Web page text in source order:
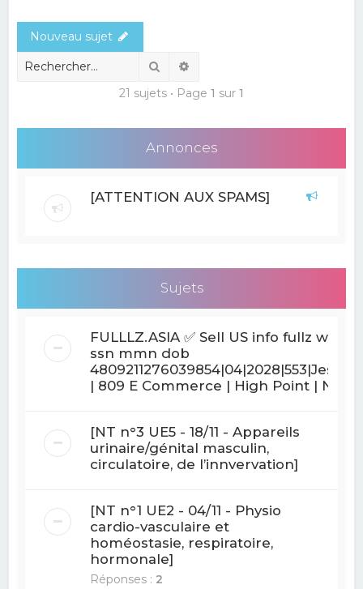
r
Nouveau sujet
Rechercher
21 sujets • Page 1 sur 1
Annonces
[ATTENTION AUX SPAMS]
Sujets
FULLLZ.ASIA ✅ Sell US info fullz with
ssn mmn dob
4809211276039854|04|2028|553|Jessica
| 809 E Commerce | High Point | N
[NT n°3 UE5 - 18/11 - Appareils
urinaire/génital masculin,
circulatoire, de l’innvervation]
[NT n°1 UE2 - 04/11 - Physio
cardio-vasculaire et
homéostasie, respiratoire,
hormonale]
Réponses : 2